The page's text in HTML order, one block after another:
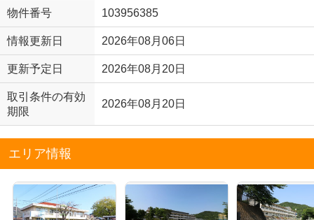
物件番号 103956385
情報更新日 2026年08月06日
更新予定日 2026年08月20日
取引条件の有効
期限
2026年08月20日
エリア情報